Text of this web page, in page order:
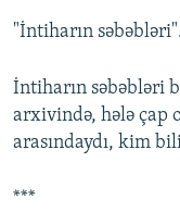
"İntiharın
İntiharın səbəbləri
arxivində, hələ çap
arasındaydı, kim
***